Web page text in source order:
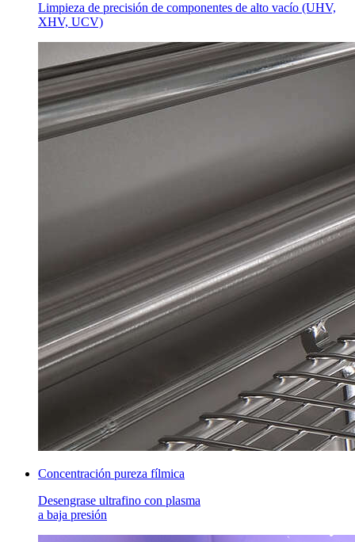
Limpieza de precisión de componentes de alto vacío (UHV,
XHV, UCV)
Concentración pureza fílmica
Desengrase ultrafino con plasma
a baja presión